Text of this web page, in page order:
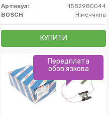
Артикул:
1582980044
BOSCH
Німеччина
КУПИТИ
Передплата
обов'язкова